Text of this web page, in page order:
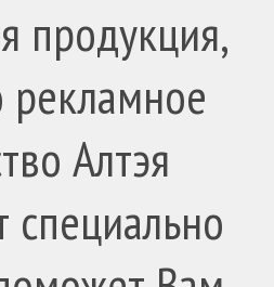
продукция,
рекламное
Алтэя
специально